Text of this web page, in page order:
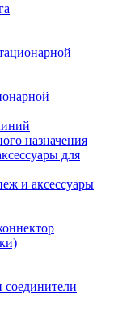
назначения
для
и аксессуары